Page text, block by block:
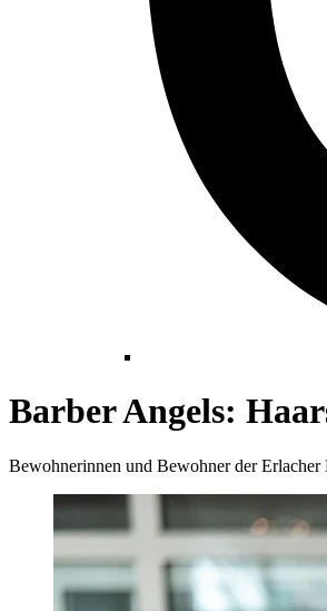
Barber Angels:
Bewohnerinnen und Bewohner der Erlacher